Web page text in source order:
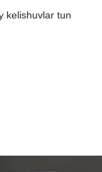
kelishuvlar tun